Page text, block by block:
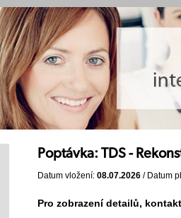
Poptávka: TDS -
Datum vložení: 08.07.2026 / Datum
Pro zobrazení detailů,